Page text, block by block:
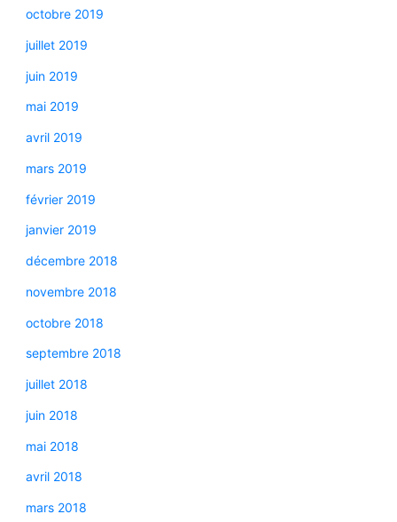
octobre 2019
juillet 2019
juin 2019
mai 2019
avril 2019
mars 2019
février 2019
janvier 2019
décembre 2018
novembre 2018
octobre 2018
septembre 2018
juillet 2018
juin 2018
mai 2018
avril 2018
mars 2018